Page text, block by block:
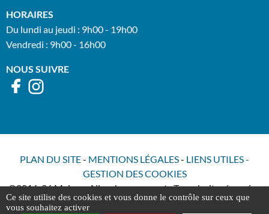
HORAIRES
Du lundi au jeudi : 9h00 - 19h00
Vendredi : 9h00 - 16h00
NOUS SUIVRE
PLAN DU SITE- MENTIONS LÉGALES- LIENS UTILES-
GESTION DES COOKIES
©2016-26 Meimon Nisenbaum avocats Tous droits réservés -
Conception : Absolute Communication - Réalisation : Answeb
Ce site utilise des cookies et vous donne le contrôle sur ceux que
vous souhaitez activer